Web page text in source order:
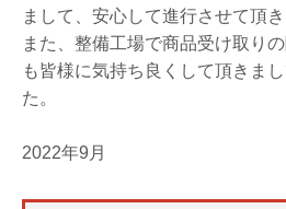
まして、安心して進行させて頂き
また、整備工場で商品受け取り
も皆様に気持ち良くして頂きま
た。
2022年9月